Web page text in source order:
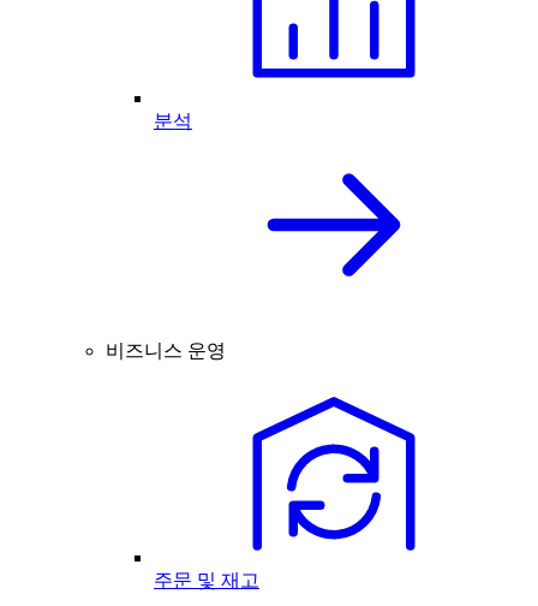
분석
비즈니스 운영
주문 및 재고